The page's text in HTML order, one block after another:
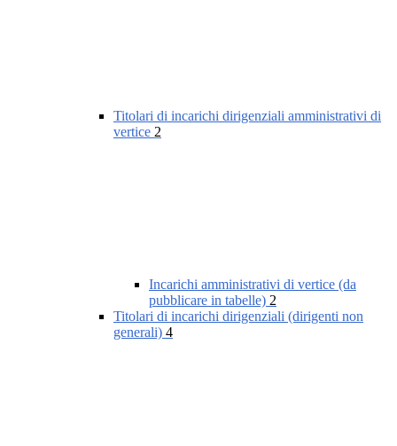
Titolari di incarichi dirigenziali amministrativi di
vertice 2
Incarichi amministrativi di vertice (da
pubblicare in tabelle) 2
Titolari di incarichi dirigenziali (dirigenti non
generali) 4